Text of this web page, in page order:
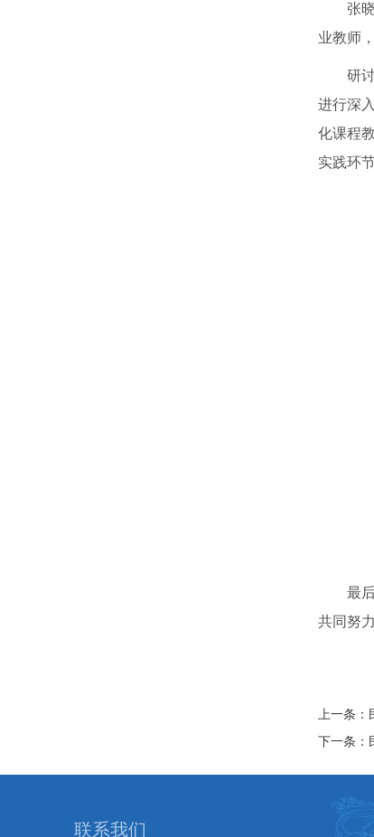
张
业教师
研
进行深
化课程
实践环
最
共同努
上一条：
下一条：
联系我们